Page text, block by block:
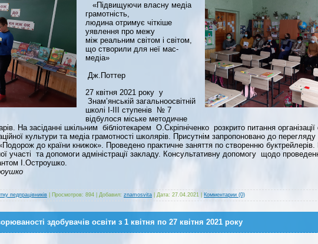
«Підвищуючи власну медіа
грамотність,
людина отримує чіткіше
уявлення про межу
між реальним світом і світом,
що створили для неї мас-
медіа»
Дж.Поттер
27 квітня 2021 року у
Знам’янській загальноосвітній
школі І-ІІІ ступенів № 7
відбулося міське методичне
На засіданні шкільним бібліотекарем О.Скріпніченко розкрито питання
культури та медіа грамотності школярів. Присутнім запропоновано до перегляду
до країни книжок». Проведено практичне заняття по створенню буктрейлерів.
участі та допомоги адміністрації закладу. Консультативну допомогу щодо
І.Остроушко.
педпрацівників Просмотров: 894 Добавил: znamosvita Дата: 27.04.2021 Комментарии (0)
здобувачів освіти з 1 квітня по 27 квітня 2021 року